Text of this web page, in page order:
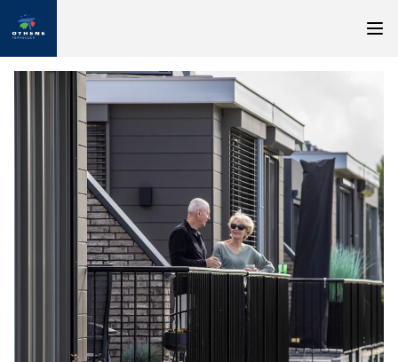
Nieuw: appartementen in Othene Zuid
Geïnteresseerd in een appartement in Othene Zuid?
Geef dan uw wensen door via onze enquête